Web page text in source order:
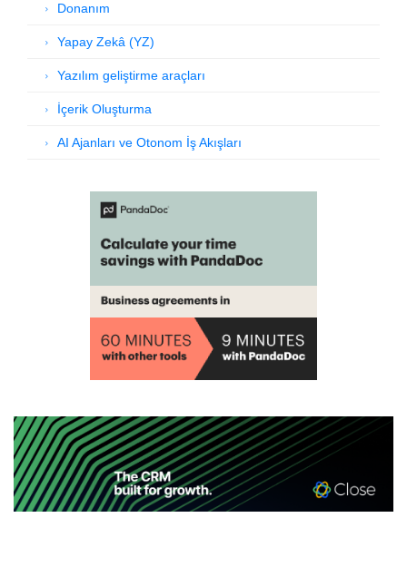
Donanım
Yapay Zekâ (YZ)
Yazılım geliştirme araçları
İçerik Oluşturma
AI Ajanları ve Otonom İş Akışları